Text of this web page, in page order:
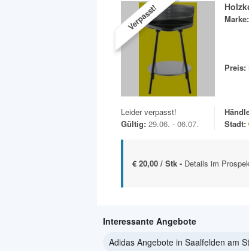
Verpasst! Marke:
Preis:
Leider verpasst!
Gültig: 29.06. - 06.07.
Stadt:
€ 20,00 / Stk - Details im
Interessante Angebote
Adidas Angebote in Saalfelden am